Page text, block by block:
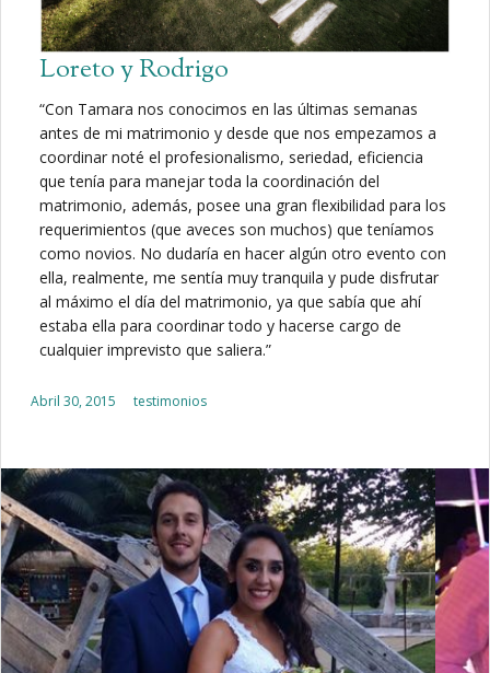
Loreto y Rodrigo
“Con Tamara nos conocimos en las últimas semanas
antes de mi matrimonio y desde que nos empezamos a
coordinar noté el profesionalismo, seriedad, eficiencia
que tenía para manejar toda la coordinación del
matrimonio, además, posee una gran flexibilidad para los
requerimientos (que aveces son muchos) que teníamos
como novios. No dudaría en hacer algún otro evento con
ella, realmente, me sentía muy tranquila y pude disfrutar
al máximo el día del matrimonio, ya que sabía que ahí
estaba ella para coordinar todo y hacerse cargo de
cualquier imprevisto que saliera.”
Posted on
Abril 30, 2015 testimonios